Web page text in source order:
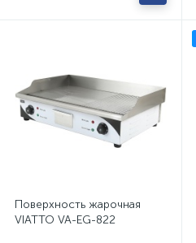
Поверхность жарочная
VIATTO VA-EG-822